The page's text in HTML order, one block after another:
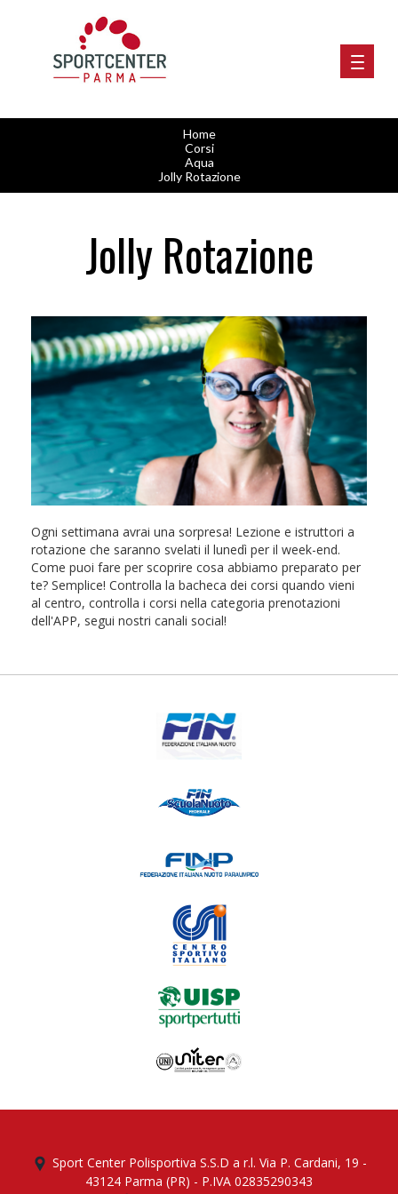
Home
Corsi
Aqua
Jolly Rotazione
Jolly Rotazione
Ogni settimana avrai una sorpresa! Lezione e istruttori a
rotazione che saranno svelati il lunedì per il week-end.
Come puoi fare per scoprire cosa abbiamo preparato per
te? Semplice! Controlla la bacheca dei corsi quando vieni
al centro, controlla i corsi nella categoria prenotazioni
dell'APP, segui nostri canali social!
Sport Center Polisportiva S.S.D a r.l. Via P. Cardani, 19 -
43124 Parma (PR) - P.IVA 02835290343